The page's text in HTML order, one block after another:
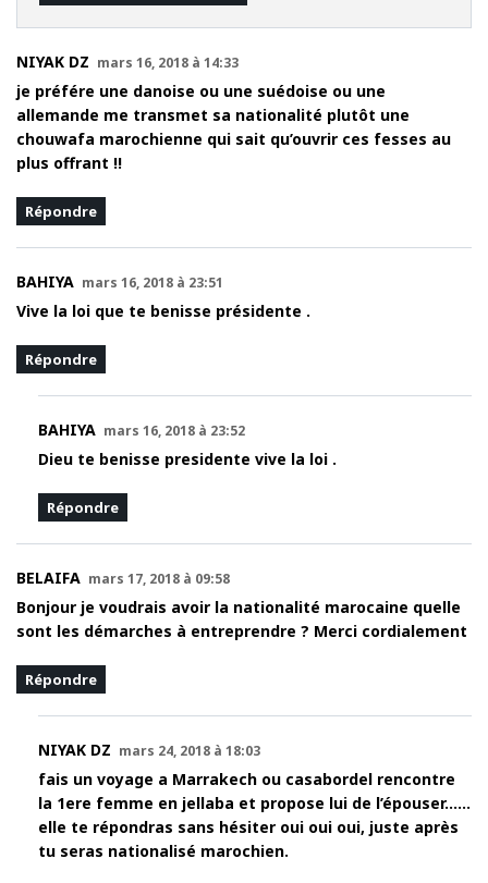
NIYAK DZ mars 16, 2018 à 14:33
je préfére une danoise ou une suédoise ou une
allemande me transmet sa nationalité plutôt une
chouwafa marochienne qui sait qu’ouvrir ces fesses au
plus offrant !!
Répondre
BAHIYA mars 16, 2018 à 23:51
Vive la loi que te benisse présidente .
Répondre
BAHIYA mars 16, 2018 à 23:52
Dieu te benisse presidente vive la loi .
Répondre
BELAIFA mars 17, 2018 à 09:58
Bonjour je voudrais avoir la nationalité marocaine quelle
sont les démarches à entreprendre ? Merci cordialement
Répondre
NIYAK DZ mars 24, 2018 à 18:03
fais un voyage a Marrakech ou casabordel rencontre
la 1ere femme en jellaba et propose lui de l’épouser……
elle te répondras sans hésiter oui oui oui, juste après
tu seras nationalisé marochien.